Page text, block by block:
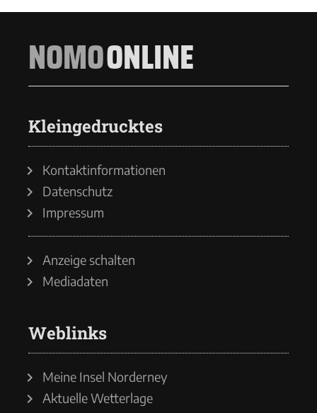
NOMOONLINE
Kleingedrucktes
Kontaktinformationen
Datenschutz
Impressum
Anzeige schalten
Mediadaten
Weblinks
Meine Insel Norderney
Aktuelle Wetterlage